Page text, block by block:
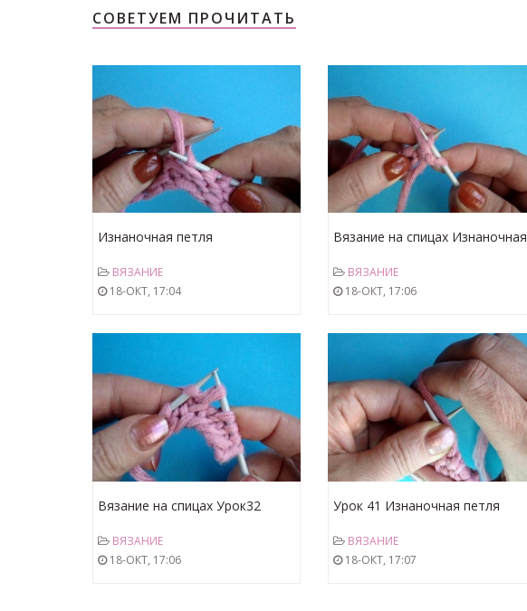
СОВЕТУЕМ ПРОЧИТАТЬ
Изнаночная петля
35 Knitting basics Вязание
спицами
ВЯЗАНИЕ
18-ОКТ, 17:04
Вязание на спицах Изнаночная
Урок34 Knitting basics
ВЯЗАНИЕ
18-ОКТ, 17:06
Вязание на спицах Урок32
Knitting lesson for beginners
ВЯЗАНИЕ
18-ОКТ, 17:06
Урок 41 Изнаночная петля
метод Вязания спицами Knitting
basics
ВЯЗАНИЕ
18-ОКТ, 17:07